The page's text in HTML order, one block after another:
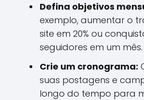
Defina objetivos
exemplo, aumentar o
site em 20% ou
seguidores em um mês.
Crie um cronograma:
suas postagens e
longo do tempo para